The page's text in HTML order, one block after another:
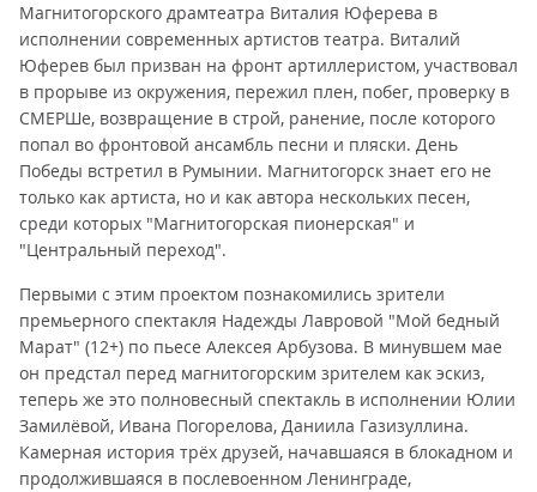
Магнитогорского драмтеатра Виталия Юферева в
исполнении современных артистов театра. Виталий
Юферев был призван на фронт артиллеристом, участвовал
в прорыве из окружения, пережил плен, побег, проверку в
СМЕРШе, возвращение в строй, ранение, после которого
попал во фронтовой ансамбль песни и пляски. День
Победы встретил в Румынии. Магнитогорск знает его не
только как артиста, но и как автора нескольких песен,
среди которых "Магнитогорская пионерская" и
"Центральный переход".
Первыми с этим проектом познакомились зрители
премьерного спектакля Надежды Лавровой "Мой бедный
Марат" (12+) по пьесе Алексея Арбузова. В минувшем мае
он предстал перед магнитогорским зрителем как эскиз,
теперь же это полновесный спектакль в исполнении Юлии
Замилёвой, Ивана Погорелова, Даниила Газизуллина.
Камерная история трёх друзей, начавшаяся в блокадном и
продолжившаяся в послевоенном Ленинграде,